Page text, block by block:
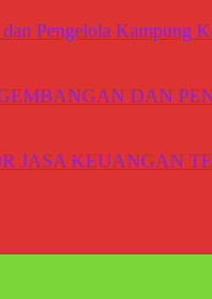
Pengelola Kampung
DAN
JASA KEUANGAN